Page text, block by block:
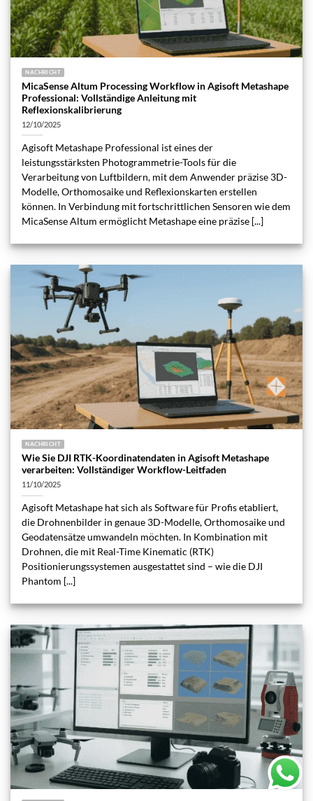
NACHRICHT
MicaSense Altum Processing Workflow in Agisoft Metashape
Professional: Vollständige Anleitung mit
Reflexionskalibrierung
12/10/2025
Agisoft Metashape Professional ist eines der
leistungsstärksten Photogrammetrie-Tools für die
Verarbeitung von Luftbildern, mit dem Anwender präzise 3D-
Modelle, Orthomosaike und Reflexionskarten erstellen
können. In Verbindung mit fortschrittlichen Sensoren wie dem
MicaSense Altum ermöglicht Metashape eine präzise [...]
NACHRICHT
Wie Sie DJI RTK-Koordinatendaten in Agisoft Metashape
verarbeiten: Vollständiger Workflow-Leitfaden
11/10/2025
Agisoft Metashape hat sich als Software für Profis etabliert,
die Drohnenbilder in genaue 3D-Modelle, Orthomosaike und
Geodatensätze umwandeln möchten. In Kombination mit
Drohnen, die mit Real-Time Kinematic (RTK)
Positionierungssystemen ausgestattet sind – wie die DJI
Phantom [...]